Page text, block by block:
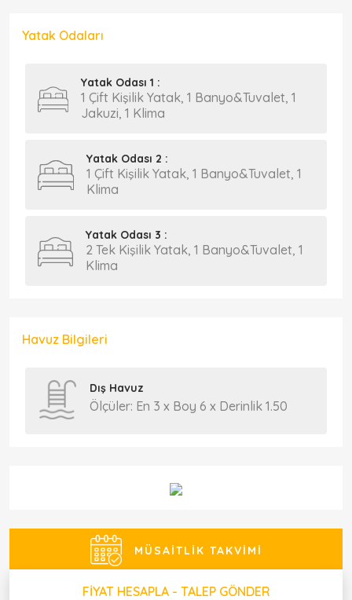
Yatak Odaları
Yatak Odası 1 :
1 Çift Kişilik Yatak, 1 Banyo&Tuvalet, 1
Jakuzi, 1 Klima
Yatak Odası 2 :
1 Çift Kişilik Yatak, 1 Banyo&Tuvalet, 1
Klima
Yatak Odası 3 :
2 Tek Kişilik Yatak, 1 Banyo&Tuvalet, 1
Klima
Havuz Bilgileri
Dış Havuz
Ölçüler: En 3 x Boy 6 x Derinlik 1.50
MÜSAITLIK TAKVIMI
FIYAT HESAPLA - TALEP GÖNDER